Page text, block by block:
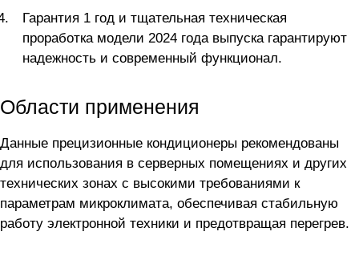
Гарантия 1 год и тщательная техническая
проработка модели 2024 года выпуска гарантируют
надежность и современный функционал.
Области применения
Данные прецизионные кондиционеры рекомендованы
для использования в серверных помещениях и других
технических зонах с высокими требованиями к
параметрам микроклимата, обеспечивая стабильную
работу электронной техники и предотвращая перегрев.